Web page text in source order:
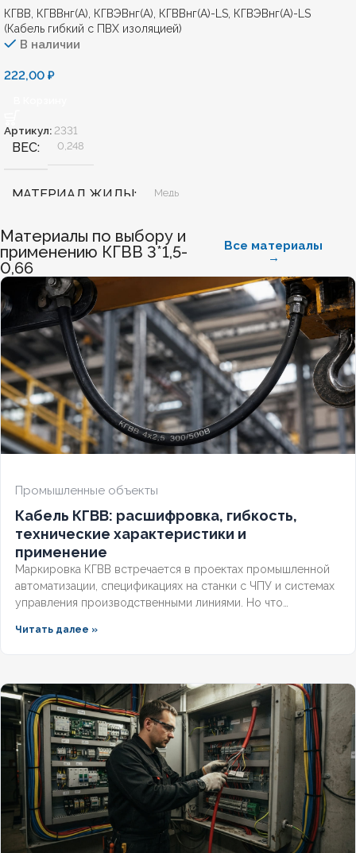
КГВВ, КГВВнг(А), КГВЭВнг(А), КГВВнг(А)-LS, КГВЭВнг(А)-LS
(Кабель гибкий с ПВХ изоляцией)
В наличии
222,00 ₽
Артикул: 2331
ВЕС 0,248
МАТЕРИАЛ ЖИЛЫ Медь
БЕЗГАЛОГЕННЫЙ Нет
ХЛАДОСТОЙКИЙ
СЕЧЕНИЕ ТПЖ 2,5
ОГНЕСТОЙКИЙ Нет
НАЛИЧИЕ ЭКРАНА Нет
КОЛИЧЕСТВО ЖИЛ 7
Материалы по выбору и
применению КГВВ 3*1,5-
0,66
Все материалы
→
Промышленные объекты
Кабель КГВВ: расшифровка, гибкость,
технические характеристики и
применение
Маркировка КГВВ встречается в проектах промышленной
автоматизации, спецификациях на станки с ЧПУ и системах
управления производственными линиями. Но что
отличается от контрольных аналогов и где его применение
для промышленных объектов.
Читать далее »